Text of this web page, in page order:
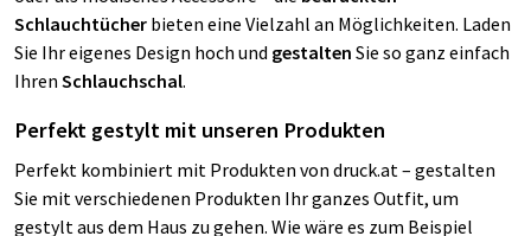
Schlauchtücher bieten eine Vielzahl an Möglichkeiten. Laden
Sie Ihr eigenes Design hoch und gestalten Sie so ganz einfach
Ihren Schlauchschal.
Perfekt gestylt mit unseren Produkten
Perfekt kombiniert mit Produkten von druck.at – gestalten
Sie mit verschiedenen Produkten Ihr ganzes Outfit, um
gestylt aus dem Haus zu gehen. Wie wäre es zum Beispiel